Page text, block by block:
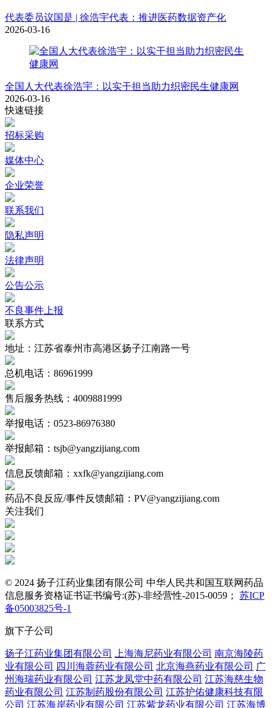
代表委员议国是 | 徐浩宇代表：推进医药数据资产化
2026-03-16
全国人大代表徐浩宇：以实干担当助力织密民生健康网
2026-03-16
快速链接
招标采购
媒体中心
企业荣誉
联系我们
隐私声明
法律声明
公告公示
不良事件上报
联系方式
地址：江苏省泰州市高港区扬子江南路一号
总机电话：86961999
售后服务热线：4009881999
举报电话：0523-86976380
举报邮箱：tsjb@yangzijiang.com
信息反馈邮箱：xxfk@yangzijiang.com
药品不良反应/事件反馈邮箱：PV@yangzijiang.com
关注我们
© 2024 扬子江药业集团有限公司 中华人民共和国互联网药品
信息服务资格证书证书编号:(苏)-非经营性-2015-0059； 苏ICP
备05003825号-1
旗下子公司
扬子江药业集团有限公司 上海海尼药业有限公司 南京海陵药
业有限公司
四川海蓉药业有限公司 北京海燕药业有限公司 广
州海瑞药业有限公司 江苏龙凤堂中药有限公司 江苏海慈生物
药业有限公司 江苏制药股份有限公司 江苏护佑健康科技有限
公司 江苏海岸药业有限公司 江苏紫龙药业有限公司 江苏海博